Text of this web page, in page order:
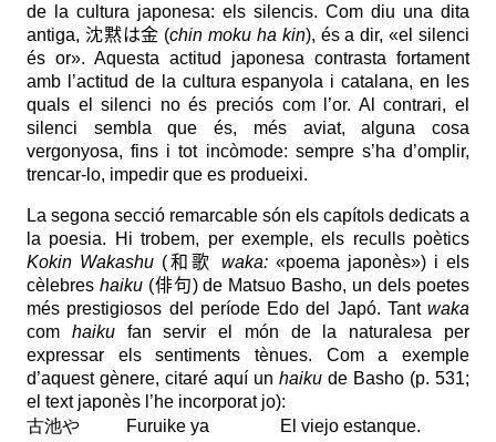
de la cultura japonesa: els silencis. Com diu una dita
antiga, 沈黙は金 (chin moku ha kin), és a dir, «el silenci
és or». Aquesta actitud japonesa contrasta fortament
amb l’actitud de la cultura espanyola i catalana, en les
quals el silenci no és preciós com l’or. Al contrari, el
silenci sembla que és, més aviat, alguna cosa
vergonyosa, fins i tot incòmode: sempre s’ha d’omplir,
trencar-lo, impedir que es produeixi.
La segona secció remarcable són els capítols dedicats a
la poesia. Hi trobem, per exemple, els reculls poètics
Kokin Wakashu (和歌 waka: «poema japonès») i els
cèlebres haiku (俳句) de Matsuo Basho, un dels poetes
més prestigiosos del període Edo del Japó. Tant waka
com haiku fan servir el món de la naturalesa per
expressar els sentiments tènues. Com a exemple
d’aquest gènere, citaré aquí un haiku de Basho (p. 531;
el text japonès l’he incorporat jo):
古池や Furuike ya El viejo estanque.